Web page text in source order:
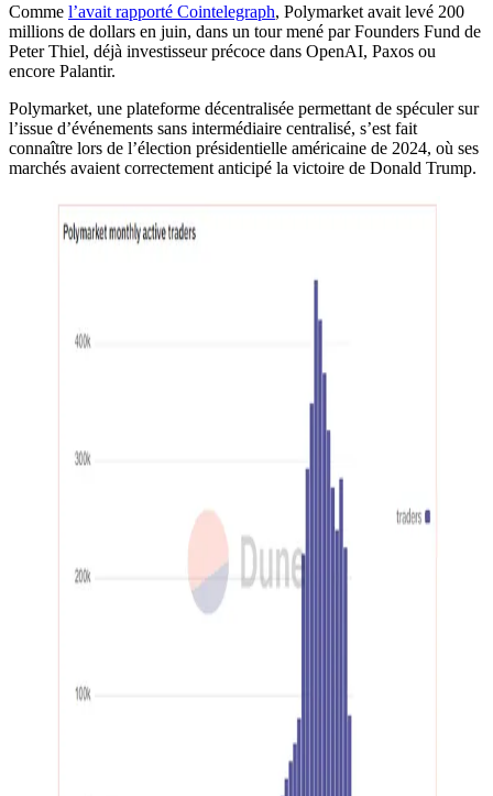
Comme l’avait rapporté Cointelegraph, Polymarket avait levé 200
millions de dollars en juin, dans un tour mené par Founders Fund de
Peter Thiel, déjà investisseur précoce dans OpenAI, Paxos ou
encore Palantir.
Polymarket, une plateforme décentralisée permettant de spéculer sur
l’issue d’événements sans intermédiaire centralisé, s’est fait
connaître lors de l’élection présidentielle américaine de 2024, où ses
marchés avaient correctement anticipé la victoire de Donald Trump.